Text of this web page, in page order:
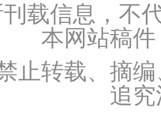
载信息，不
本网站稿
止转载、摘
追